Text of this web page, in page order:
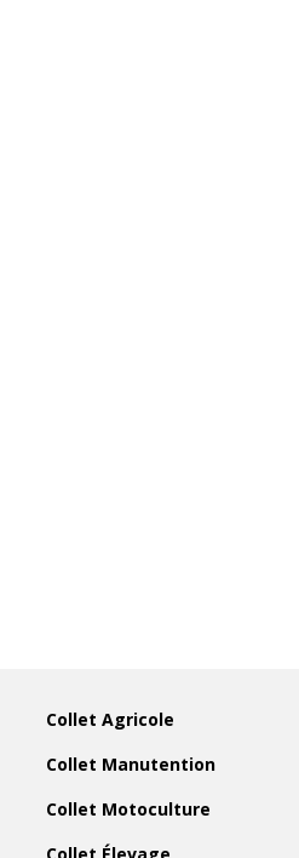
Collet Agricole
Collet Manutention
Collet Motoculture